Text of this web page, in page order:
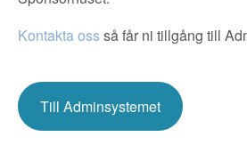
Kontakta ossså får ni tillgång till
Till Adminsystemet